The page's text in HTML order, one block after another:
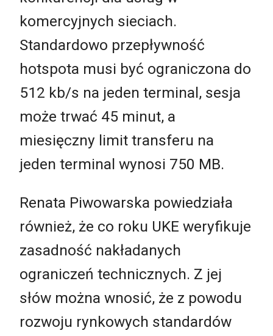
komercyjnych sieciach.
Standardowo przepływność
hotspota musi być ograniczona do
512 kb/s na jeden terminal, sesja
może trwać 45 minut, a
miesięczny limit transferu na
jeden terminal wynosi 750 MB.
Renata Piwowarska powiedziała
również, że co roku UKE weryfikuje
zasadność nakładanych
ograniczeń technicznych. Z jej
słów można wnosić, że z powodu
rozwoju rynkowych standardów